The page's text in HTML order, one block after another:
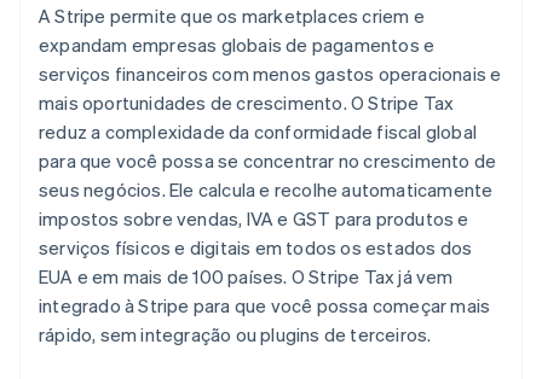
A Stripe permite que os marketplaces criem e
expandam empresas globais de pagamentos e
serviços financeiros com menos gastos operacionais e
mais oportunidades de crescimento. O Stripe Tax
reduz a complexidade da conformidade fiscal global
para que você possa se concentrar no crescimento de
seus negócios. Ele calcula e recolhe automaticamente
impostos sobre vendas, IVA e GST para produtos e
serviços físicos e digitais em todos os estados dos
EUA e em mais de 100 países. O Stripe Tax já vem
integrado à Stripe para que você possa começar mais
rápido, sem integração ou plugins de terceiros.